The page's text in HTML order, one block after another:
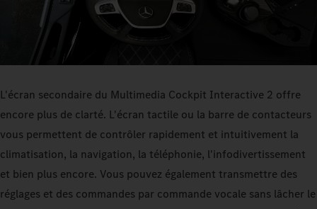
L'écran secondaire du Multimedia Cockpit Interactive 2 offre
encore plus de clarté. L'écran tactile ou la barre de contacteurs
vous permettent de contrôler rapidement et intuitivement la
climatisation, la navigation, la téléphonie, l'infodivertissement
et bien plus encore. Vous pouvez également transmettre des
réglages et des commandes par commande vocale sans lâcher le